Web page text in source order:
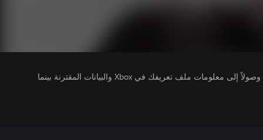
يتلقى ناشرو الألعاب التي تقوم بتشغيلها وصولاً إلى معلومات ملف تعريفك في Xbox والبيانات المقترنة بينما